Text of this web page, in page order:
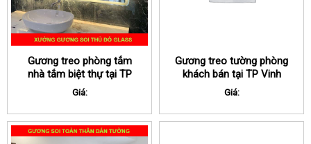
Gương treo phòng tắm
nhà tắm biệt thự tại TP
Vinh Nghệ An
Giá:
Gương treo tường phòng
khách bán tại TP Vinh
Nghệ An
Giá: